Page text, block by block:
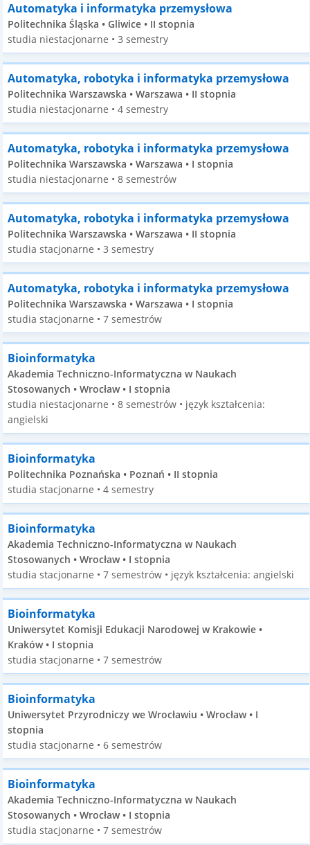
Automatyka i informatyka przemysłowa
Politechnika Śląska • Gliwice • II stopnia
studia niestacjonarne • 3 semestry
Automatyka, robotyka i informatyka przemysłowa
Politechnika Warszawska • Warszawa • II stopnia
studia niestacjonarne • 4 semestry
Automatyka, robotyka i informatyka przemysłowa
Politechnika Warszawska • Warszawa • I stopnia
studia niestacjonarne • 8 semestrów
Automatyka, robotyka i informatyka przemysłowa
Politechnika Warszawska • Warszawa • II stopnia
studia stacjonarne • 3 semestry
Automatyka, robotyka i informatyka przemysłowa
Politechnika Warszawska • Warszawa • I stopnia
studia stacjonarne • 7 semestrów
Bioinformatyka
Akademia Techniczno-Informatyczna w Naukach
Stosowanych • Wrocław • I stopnia
studia niestacjonarne • 8 semestrów • język kształcenia:
angielski
Bioinformatyka
Politechnika Poznańska • Poznań • II stopnia
studia stacjonarne • 4 semestry
Bioinformatyka
Akademia Techniczno-Informatyczna w Naukach
Stosowanych • Wrocław • I stopnia
studia stacjonarne • 7 semestrów • język kształcenia: angielski
Bioinformatyka
Uniwersytet Komisji Edukacji Narodowej w Krakowie •
Kraków • I stopnia
studia stacjonarne • 7 semestrów
Bioinformatyka
Uniwersytet Przyrodniczy we Wrocławiu • Wrocław • I
stopnia
studia stacjonarne • 6 semestrów
Bioinformatyka
Akademia Techniczno-Informatyczna w Naukach
Stosowanych • Wrocław • I stopnia
studia stacjonarne • 7 semestrów